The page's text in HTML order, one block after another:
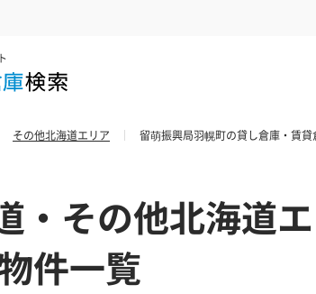
その他北海道エリア 留萌振興局羽幌町の貸し倉庫・賃
・その他北海道
件一覧